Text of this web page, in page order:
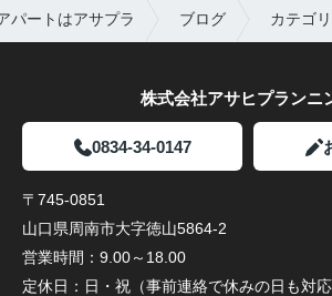
パートはアサプラ ブログ カテゴ
株式会社アサヒプランニ
0834-34-0147
〒745-0851
山口県周南市大字徳山5864-2
営業時間： 9.00～18.00
定休日： 日・祝（事前連絡で休みの日も対